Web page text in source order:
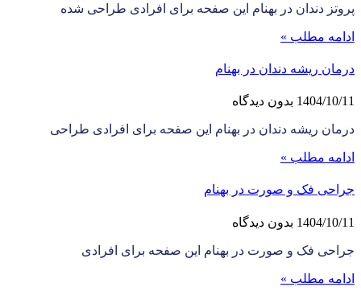
پروتز دندان در بهنام این صفحه برای افرادی طراحی شده
ادامه مطلب »
درمان ریشه دندان در بهنام
1404/10/11 بدون دیدگاه
درمان ریشه دندان در بهنام این صفحه برای افرادی طراحی
ادامه مطلب »
جراحی فک و صورت در بهنام
1404/10/11 بدون دیدگاه
جراحی فک و صورت در بهنام این صفحه برای افرادی
ادامه مطلب »